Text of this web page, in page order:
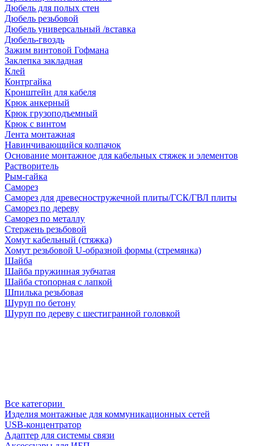
Дюбель для полых стен
Дюбель резьбовой
Дюбель универсальный /вставка
Дюбель-гвоздь
Зажим винтовой Гофмана
Заклепка закладная
Клей
Контргайка
Кронштейн для кабеля
Крюк анкерный
Крюк грузоподъемный
Крюк с винтом
Лента монтажная
Навинчивающийся колпачок
Основание монтажное для кабельных стяжек и элементов
Растворитель
Рым-гайка
Саморез
Саморез для древесностружечной плиты/ГСК/ГВЛ плиты
Саморез по дереву
Саморез по металлу
Стержень резьбовой
Хомут кабельный (стяжка)
Хомут резьбовой U-образной формы (стремянка)
Шайба
Шайба пружинная зубчатая
Шайба стопорная с лапкой
Шпилька резьбовая
Шуруп по бетону
Шуруп по дереву с шестигранной головкой
Все категории
Изделия монтажные для коммуникационных сетей
USB-концентратор
Адаптер для системы связи